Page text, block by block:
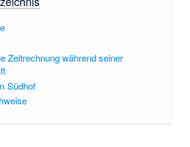
Zeitrechnung während seiner
Südhof